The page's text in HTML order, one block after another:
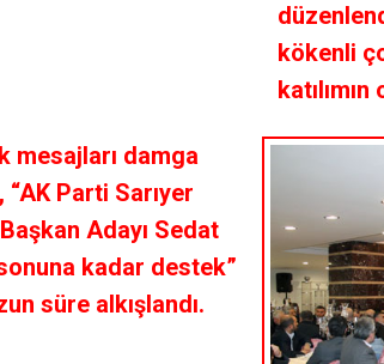
kökenli
mesajları damga
Parti Sarıyer
Adayı Sedat
kadar destek”
süre alkışlandı.